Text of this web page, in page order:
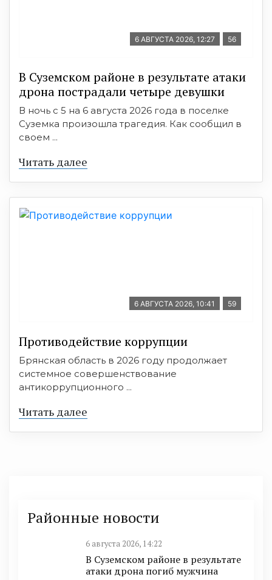
6 АВГУСТА 2026, 12:27 56
В Суземском районе в результате атаки
дрона пострадали четыре девушки
В ночь с 5 на 6 августа 2026 года в поселке
Суземка произошла трагедия. Как сообщил в
своем ...
Читать далее
6 АВГУСТА 2026, 10:41 59
Противодействие коррупции
Брянская область в 2026 году продолжает
системное совершенствование
антикоррупционного ...
Читать далее
Районные новости
6 августа 2026, 14:22
В Суземском районе в результате
атаки дрона погиб мужчина